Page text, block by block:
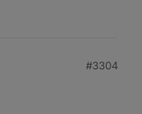
#3304